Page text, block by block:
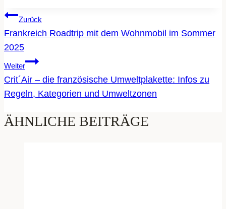
BEITRAGSNAVIGATION
Zurück
Frankreich Roadtrip mit dem Wohnmobil im Sommer
2025
Weiter
Crit´Air – die französische Umweltplakette: Infos zu
Regeln, Kategorien und Umweltzonen
ÄHNLICHE BEITRÄGE